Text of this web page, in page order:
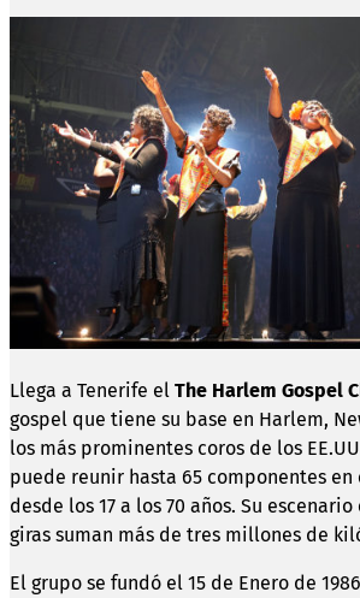
Compartir
Llega a Tenerife el The Harlem Gospel
gospel que tiene su base en Harlem,
los más prominentes coros de los
puede reunir hasta 65 componentes en
desde los 17 a los 70 años. Su
giras suman más de tres millones de
El grupo se fundó el 15 de Enero de